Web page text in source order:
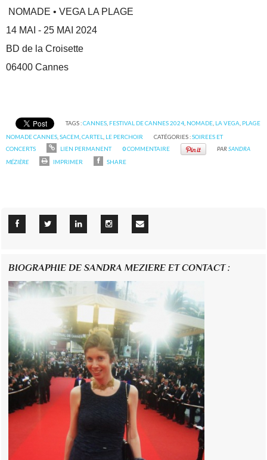
NOMADE • VEGA LA PLAGE
14 MAI - 25 MAI 2024
BD de la Croisette
06400 Cannes
TAGS :CANNES, FESTIVAL DE CANNES 2024, NOMADE, LA VEGA PLAGE
NOMADE CANNES ,SACEM ,CARTEL LE PERCHOIR CATÉGORIES :SOIREES ET
CONCERTS
LIEN PERMANENT 0COMMENTAIRE PAR SANDRA
MÉZIÈRE
IMPRIMER SHARE
BIOGRAPHIE DE SANDRA MEZIERE ET CONTACT :